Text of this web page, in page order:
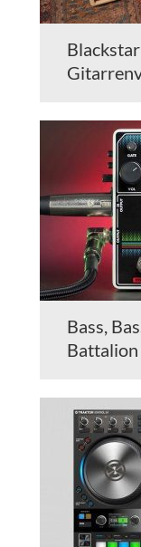
Bass,
Battalion